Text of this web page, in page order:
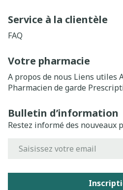
Service à la clientèle
FAQ
Votre pharmacie
A propos de nous Liens utiles
Pharmacien de garde
Bulletin d’information
Restez informé des nouveaux